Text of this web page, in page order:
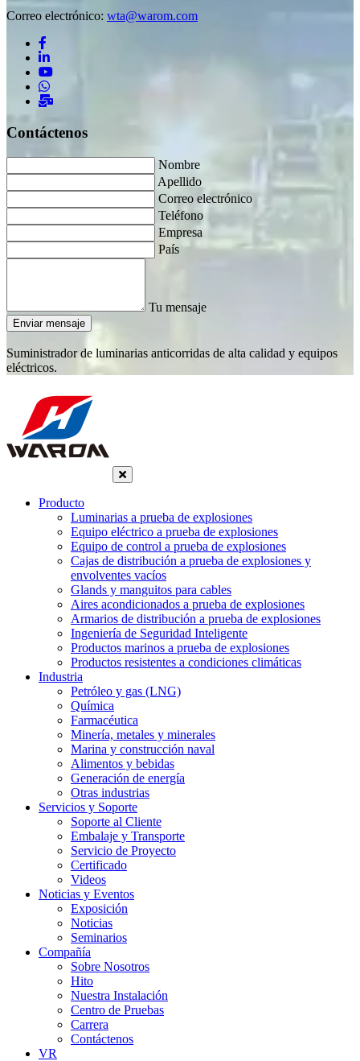
Correo electrónico: wta@warom.com
Contáctenos
Nombre
Apellido
Correo electrónico
Teléfono
Empresa
País
Tu mensaje
Enviar mensaje
Suministrador de luminarias anticorridas de alta calidad y equipos
eléctricos.
Producto
Luminarias a prueba de explosiones
Equipo eléctrico a prueba de explosiones
Equipo de control a prueba de explosiones
Cajas de distribución a prueba de explosiones y
envolventes vacíos
Glands y manguitos para cables
Aires acondicionados a prueba de explosiones
Armarios de distribución a prueba de explosiones
Ingeniería de Seguridad Inteligente
Productos marinos a prueba de explosiones
Productos resistentes a condiciones climáticas
Industria
Petróleo y gas (LNG)
Química
Farmacéutica
Minería, metales y minerales
Marina y construcción naval
Alimentos y bebidas
Generación de energía
Otras industrias
Servicios y Soporte
Soporte al Cliente
Embalaje y Transporte
Servicio de Proyecto
Certificado
Videos
Noticias y Eventos
Exposición
Noticias
Seminarios
Compañía
Sobre Nosotros
Hito
Nuestra Instalación
Centro de Pruebas
Carrera
Contáctenos
VR